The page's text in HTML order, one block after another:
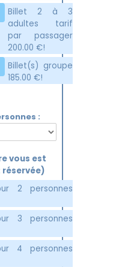
Billet 2 à 3
adultes tarif
par passager
200.00 €!
Billet(s) groupe
185.00 €!
:
vous est
2 personnes
3 personnes
4 personnes